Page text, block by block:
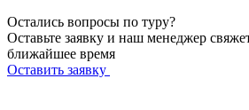
Остались вопросы по туру?
Оставьте заявку и наш менеджер
ближайшее время
Оставить заявку